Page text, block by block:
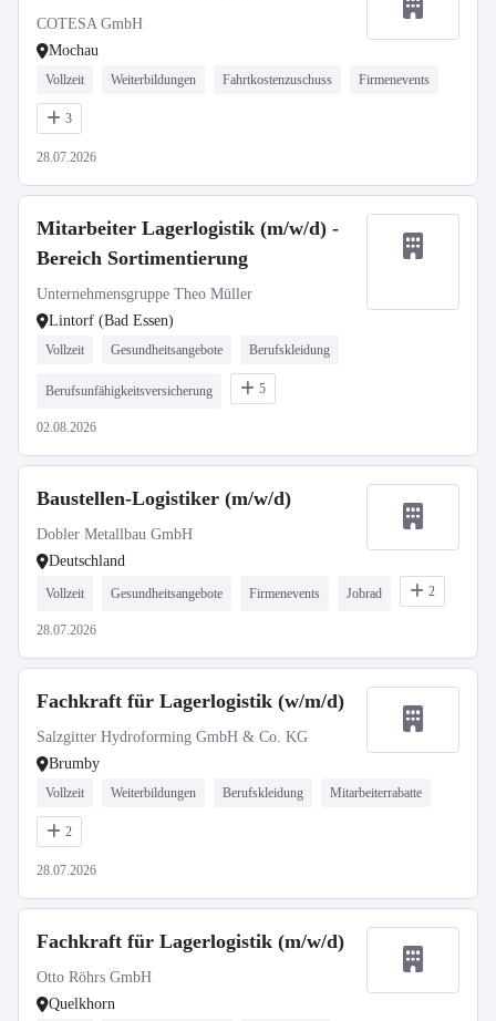
COTESA GmbH
Mochau
Vollzeit Weiterbildungen Fahrtkostenzuschuss Firmenevents
3
28.07.2026
Mitarbeiter Lagerlogistik (m/w/d) -
Bereich Sortimentierung
Unternehmensgruppe Theo Müller
Lintorf (Bad Essen)
Vollzeit Gesundheitsangebote Berufskleidung
Berufsunfähigkeitsversicherung 5
02.08.2026
Baustellen-Logistiker (m/w/d)
Dobler Metallbau GmbH
Deutschland
Vollzeit Gesundheitsangebote Firmenevents Jobrad 2
28.07.2026
Fachkraft für Lagerlogistik (w/m/d)
Salzgitter Hydroforming GmbH & Co. KG
Brumby
Vollzeit Weiterbildungen Berufskleidung Mitarbeiterrabatte
2
28.07.2026
Fachkraft für Lagerlogistik (m/w/d)
Otto Röhrs GmbH
Quelkhorn